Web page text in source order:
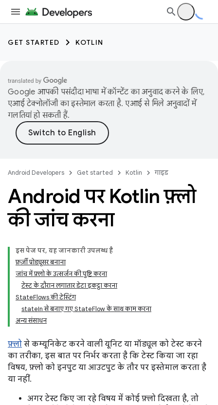
GET STARTED KOTLIN
Google आपकी पसंदीदा भाषा में कॉन्टेंट का अनुवाद करने के लिए,
एआई टेक्नोलॉजी का इस्तेमाल करता है. एआई से मिले अनुवादों में
गलतियां हो सकती हैं.
Android Developers Get started Kotlin गाइड
Android पर Kotlin फ़्लो
की जांच करना
इस पेज पर, यह जानकारी उपलब्ध है
फ़र्ज़ी प्रोड्यूसर बनाना
जांच में फ़्लो के उत्सर्जन की पुष्टि करना
टेस्ट के दौरान लगातार डेटा इकट्ठा करना
StateFlows की टेस्टिंग
stateIn से बनाए गए StateFlow के साथ काम करना
अन्य संसाधन
फ़्लो से कम्यूनिकेट करने वाली यूनिट या मॉड्यूल को टेस्ट करने
का तरीका, इस बात पर निर्भर करता है कि टेस्ट किया जा रहा
विषय, फ़्लो को इनपुट या आउटपुट के तौर पर इस्तेमाल करता है
या नहीं.
अगर टेस्ट किए जा रहे विषय में कोई फ़्लो दिखता है, तो